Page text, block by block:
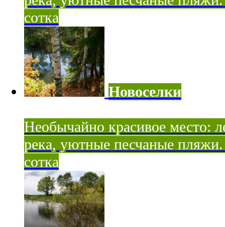
сотка
Новоселки
Необычайно красивое место:
река, уютные песчаные
сотка